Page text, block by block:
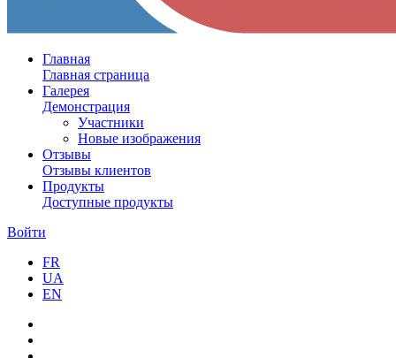
Главная
Главная страница
Галерея
Демонстрация
Участники
Новые изображения
Отзывы
Отзывы клиентов
Продукты
Доступные продукты
Войти
FR
UA
EN